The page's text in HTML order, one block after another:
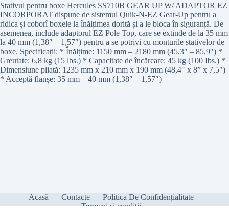
Stativul pentru boxe Hercules SS710B GEAR UP W/ ADAPTOR EZ
INCORPORAT dispune de sistemul Quik-N-EZ Gear-Up pentru a
ridica și coborî boxele la înălțimea dorită și a le bloca în siguranță. De
asemenea, include adaptorul EZ Pole Top, care se extinde de la 35 mm
la 40 mm (1,38″ – 1,57″) pentru a se potrivi cu monturile stativelor de
boxe. Specificații: * Înălțime: 1150 mm – 2180 mm (45,3″ – 85,9″) *
Greutate: 6,8 kg (15 lbs.) * Capacitate de încărcare: 45 kg (100 Ibs.) *
Dimensiune pliată: 1235 mm x 210 mm x 190 mm (48,4″ x 8” x 7,5″)
* Acceptă flanșe: 35 mm – 40 mm (1,38″ – 1,57″)
Acasă Contacte
Politica De Confidențialitate
Termeni și condiții